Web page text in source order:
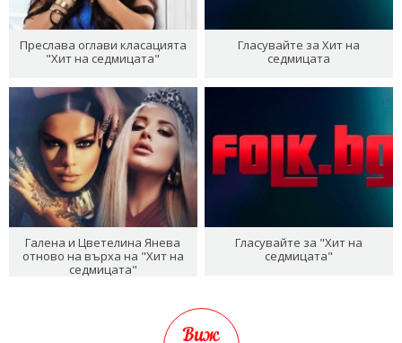
Преслава оглави класацията
"Хит на седмицата"
Гласувайте за Хит на
седмицата
Галена и Цветелина Янева
отново на върха на "Хит на
седмицата"
Гласувайте за "Хит на
седмицата"
Виж